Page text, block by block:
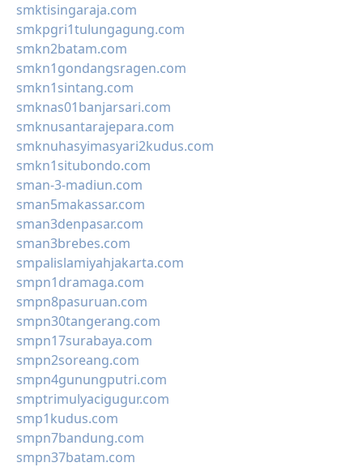
smktisingaraja.com
smkpgri1tulungagung.com
smkn2batam.com
smkn1gondangsragen.com
smkn1sintang.com
smknas01banjarsari.com
smknusantarajepara.com
smknuhasyimasyari2kudus.com
smkn1situbondo.com
sman-3-madiun.com
sman5makassar.com
sman3denpasar.com
sman3brebes.com
smpalislamiyahjakarta.com
smpn1dramaga.com
smpn8pasuruan.com
smpn30tangerang.com
smpn17surabaya.com
smpn2soreang.com
smpn4gunungputri.com
smptrimulyacigugur.com
smp1kudus.com
smpn7bandung.com
smpn37batam.com